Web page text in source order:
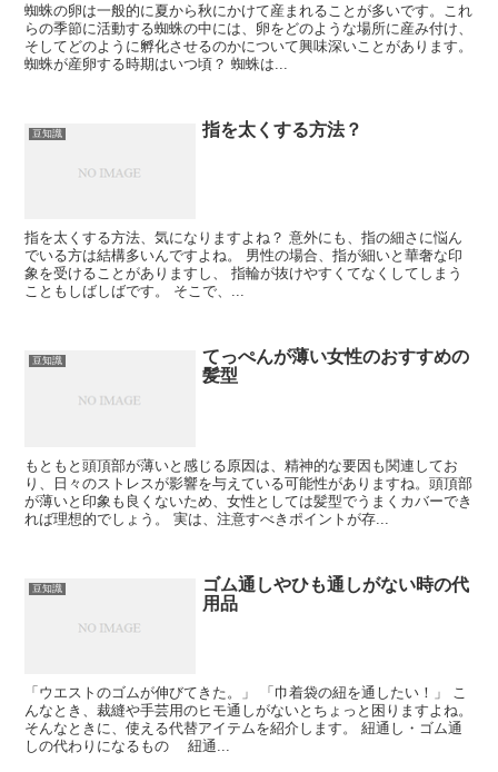
蜘蛛の卵は一般的に夏から秋にかけて産まれることが多いです。これ
らの季節に活動する蜘蛛の中には、卵をどのような場所に産み付け、
そしてどのように孵化させるのかについて興味深いことがあります。
蜘蛛が産卵する時期はいつ頃？ 蜘蛛は...
豆知識 指を太くする方法？
指を太くする方法、気になりますよね？ 意外にも、指の細さに悩ん
でいる方は結構多いんですよね。 男性の場合、指が細いと華奢な印
象を受けることがありますし、 指輪が抜けやすくてなくしてしまう
こともしばしばです。 そこで、...
豆知識
てっぺんが薄い女性のおすすめの
髪型
もともと頭頂部が薄いと感じる原因は、精神的な要因も関連してお
り、日々のストレスが影響を与えている可能性がありますね。頭頂部
が薄いと印象も良くないため、女性としては髪型でうまくカバーでき
れば理想的でしょう。 実は、注意すべきポイントが存...
豆知識
ゴム通しやひも通しがない時の代
用品
「ウエストのゴムが伸びてきた。」 「巾着袋の紐を通したい！」 こ
んなとき、裁縫や手芸用のヒモ通しがないとちょっと困りますよね。
そんなときに、使える代替アイテムを紹介します。 紐通し・ゴム通
しの代わりになるもの 紐通...